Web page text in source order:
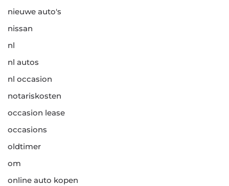
nieuwe auto's
nissan
nl
nl autos
nl occasion
notariskosten
occasion lease
occasions
oldtimer
om
online auto kopen